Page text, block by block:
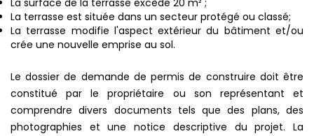
La surface de la terrasse excède 20 m² ;
La terrasse est située dans un secteur protégé ou classé;
La terrasse modifie l'aspect extérieur du bâtiment et/ou
crée une nouvelle emprise au sol.
Le dossier de demande de permis de construire doit être
constitué par le propriétaire ou son représentant et
comprendre divers documents tels que des plans, des
photographies et une notice descriptive du projet. La